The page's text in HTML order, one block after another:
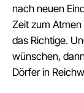
nach neuen
Zeit zum
das Richtige.
wünschen,
Dörfer in